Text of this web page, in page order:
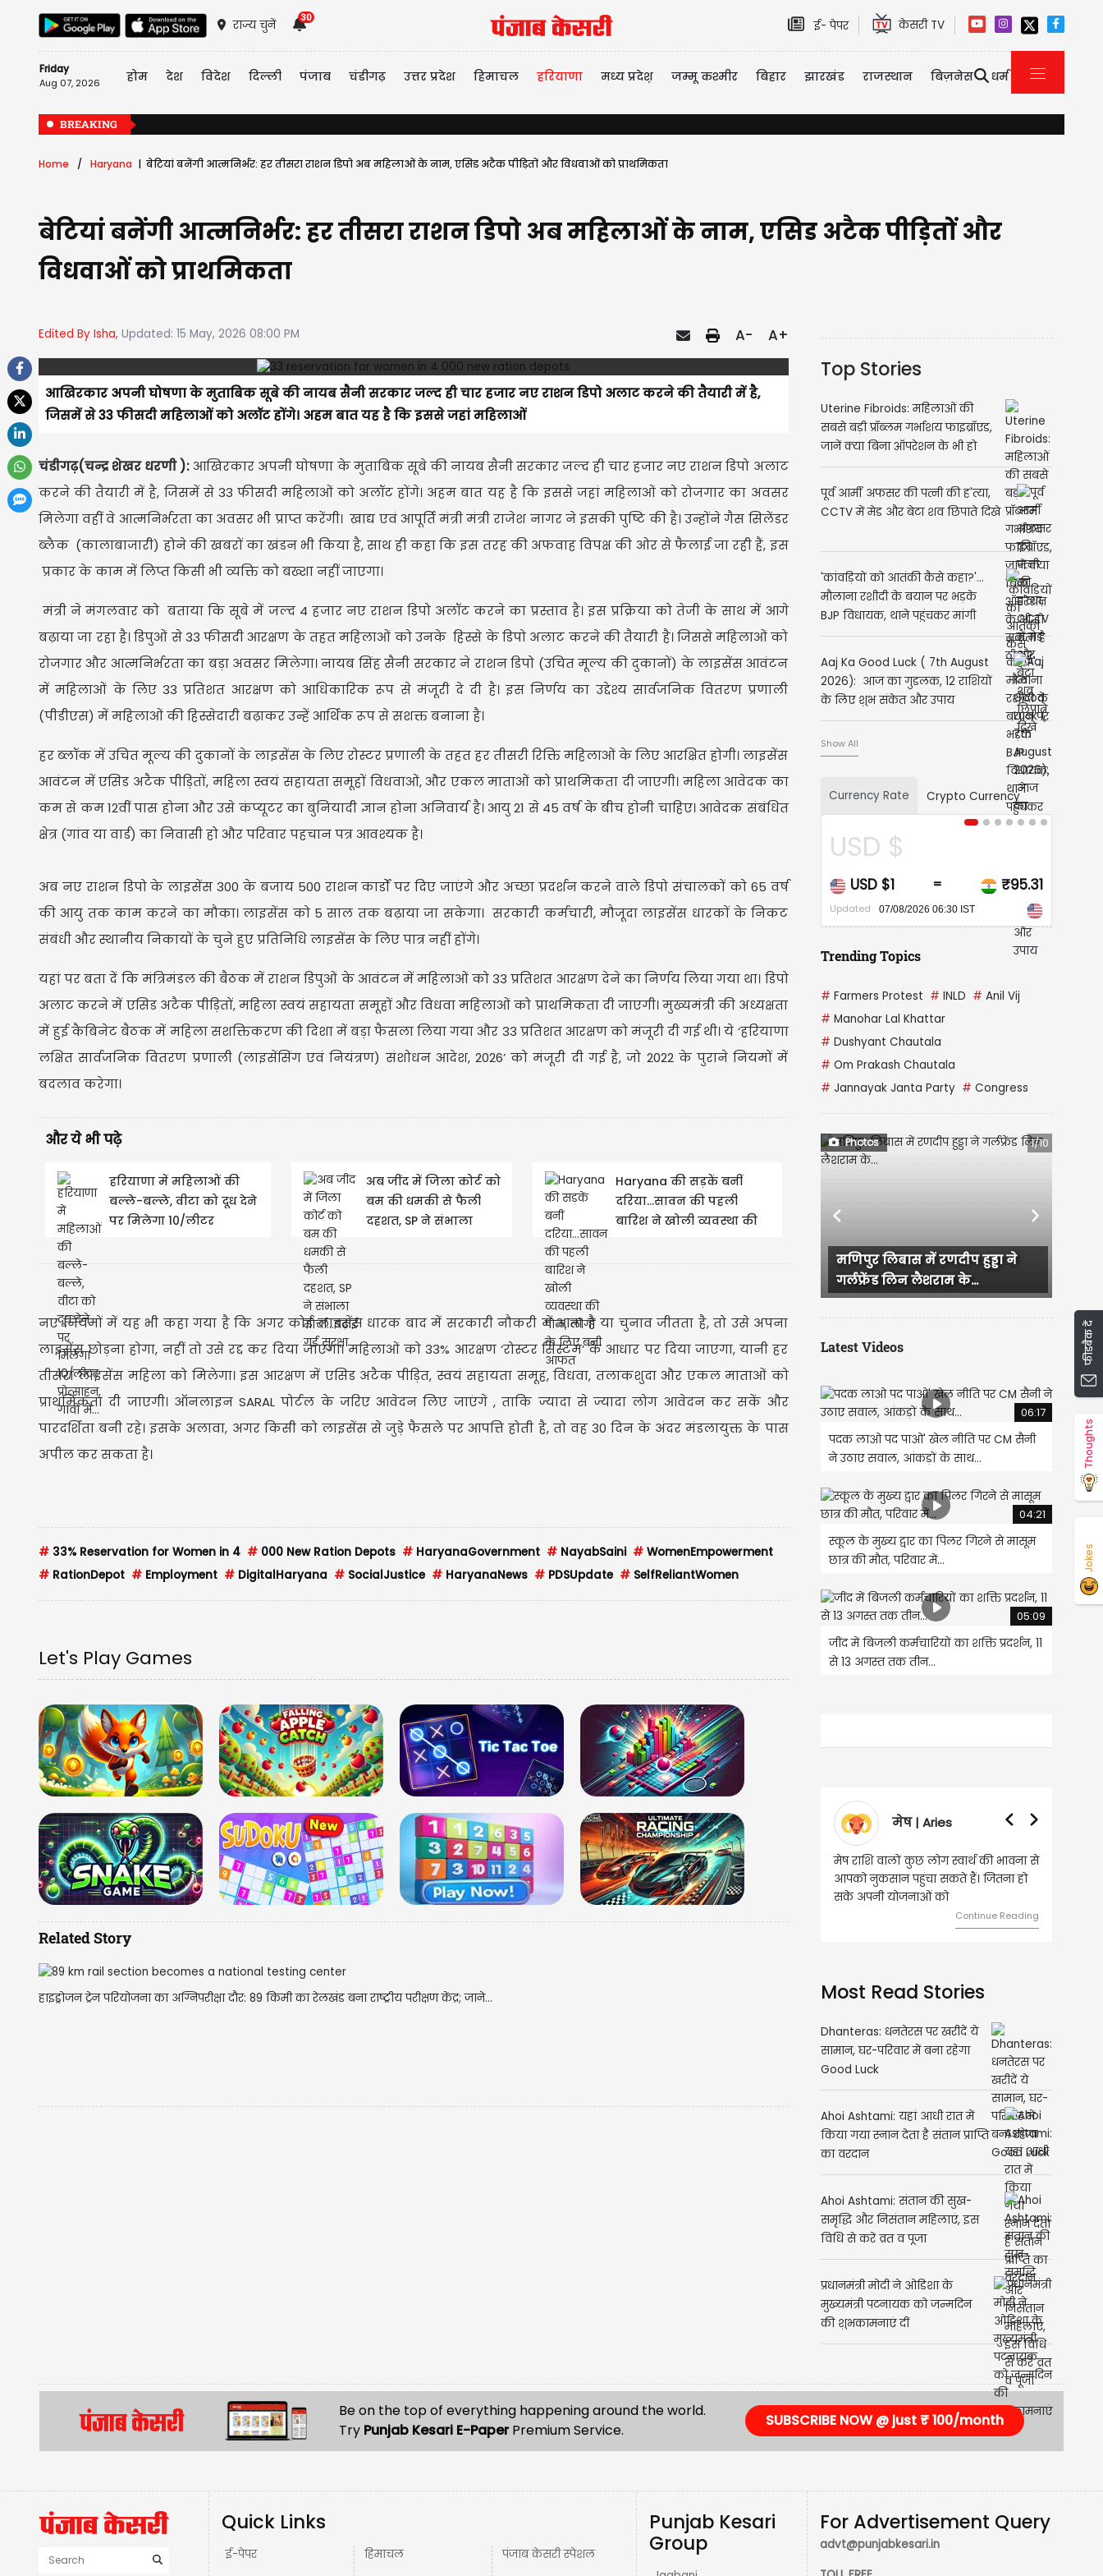
राज्य चुनें
30
ई- पेपर केसरी TV
Friday
Aug 07, 2026 होम देश विदेश दिल्ली पंजाब चंडीगढ़ उत्तर प्रदेश हिमाचल हरियाणा मध्य प्रदेश़ जम्मू कश्मीर बिहार झारखंड राजस्थान बिज़नेस धर्म
BREAKING
Home Haryana बेटियां बनेंगी आत्मनिर्भर: हर तीसरा राशन डिपो अब महिलाओं के नाम, एसिड अटैक पीड़ितों और विधवाओं को प्राथमिकता
बेटियां बनेंगी आत्मनिर्भर: हर तीसरा राशन डिपो अब महिलाओं के नाम, एसिड अटैक पीड़ितों और
विधवाओं को प्राथमिकता
Edited By Isha, Updated: 15 May, 2026 08:00 PM A- A+
आखिरकार अपनी घोषणा के मुताबिक सूबे की नायब सैनी सरकार जल्द ही चार हजार नए राशन डिपो अलाट करने की तैयारी में है,
जिसमें से 33 फीसदी महिलाओं को अलॉट होंगे। अहम बात यह है कि इससे जहां महिलाओं
चंडीगढ़(चन्द्र शेखर धरणी ):आखिरकार अपनी घोषणा के मुताबिक सूबे की नायब सैनी सरकार जल्द ही चार हजार नए राशन डिपो अलाट
करने की तैयारी में है, जिसमें से 33 फीसदी महिलाओं को अलॉट होंगे। अहम बात यह है कि इससे जहां महिलाओं को रोजगार का अवसर
मिलेगा वहीं वे आत्मनिर्भरता का अवसर भी प्राप्त करेंगी। खाद्य एवं आपूर्ति मंत्री मंत्री राजेश नागर ने इसकी पुष्टि की है। उन्होंने गैस सिलेंडर
ब्लैक (कालाबाजारी) होने की खबरों का खंडन भी किया है, साथ ही कहा कि इस तरह की अफवाह विपक्ष की ओर से फैलाई जा रही हैं, इस
प्रकार के काम में लिप्त किसी भी व्यक्ति को बख्शा नहीं जाएगा।
मंत्री ने मंगलवार को बताया कि सूबे में जल्द 4 हजार नए राशन डिपो अलॉट करने का प्रस्ताव है। इस प्रक्रिया को तेजी के साथ में आगे
बढ़ाया जा रहा है। डिपुओं से 33 फीसदी आरक्षण के तहत महिलाओं को उनके हिस्से के डिपो अलाट करने की तैयारी है। जिससे महिलाओं को
रोजगार और आत्मनिर्भरता का बड़ा अवसर मिलेगा। नायब सिंह सैनी सरकार ने राशन डिपो (उचित मूल्य की दुकानों) के लाइसेंस आवंटन
में महिलाओं के लिए 33 प्रतिशत आरक्षण को आधिकारिक रूप से मंजूरी दे दी है। इस निर्णय का उद्देश्य सार्वजनिक वितरण प्रणाली
(पीडीएस) में महिलाओं की हिस्सेदारी बढ़ाकर उन्हें आर्थिक रूप से सशक्त बनाना है।
हर ब्लॉक में उचित मूल्य की दुकानों के लाइसेंस के लिए रोस्टर प्रणाली के तहत हर तीसरी रिक्ति महिलाओं के लिए आरक्षित होगी। लाइसेंस
आवंटन में एसिड अटैक पीड़ितों, महिला स्वयं सहायता समूहों विधवाओं, और एकल माताओं को प्राथमिकता दी जाएगी। महिला आवेदक का
कम से कम 12वीं पास होना और उसे कंप्यूटर का बुनियादी ज्ञान होना अनिवार्य है। आयु 21 से 45 वर्ष के बीच होनी चाहिए। आवेदक संबंधित
क्षेत्र (गांव या वार्ड) का निवासी हो और परिवार पहचान पत्र आवश्यक है।
अब नए राशन डिपो के लाइसेंस 300 के बजाय 500 राशन कार्डों पर दिए जाएंगे और अच्छा प्रदर्शन करने वाले डिपो संचालकों को 65 वर्ष
की आयु तक काम करने का मौका। लाइसेंस को 5 साल तक बढ़ाया जा सकेगा। सरकारी कर्मचारी, मौजूदा लाइसेंस धारकों के निकट
संबंधी और स्थानीय निकायों के चुने हुए प्रतिनिधि लाइसेंस के लिए पात्र नहीं होंगे।
यहां पर बता दें कि मंत्रिमंडल की बैठक में राशन डिपुओं के आवंटन में महिलाओं को 33 प्रतिशत आरक्षण देने का निर्णय लिया गया था। डिपो
अलाट करने में एसिड अटैक पीड़ितों, महिला स्वयं सहायता समूहों और विधवा महिलाओं को प्राथमिकता दी जाएगी। मुख्यमंत्री की अध्यक्षता
में हुई कैबिनेट बैठक में महिला सशक्तिकरण की दिशा में बड़ा फैसला लिया गया और 33 प्रतिशत आरक्षण को मंजूरी दी गई थी। ये ‘हरियाणा
लक्षित सार्वजनिक वितरण प्रणाली (लाइसेंसिंग एवं नियंत्रण) संशोधन आदेश, 2026’ को मंजूरी दी गई है, जो 2022 के पुराने नियमों में
बदलाव करेगा।
और ये भी पढ़े
हरियाणा में महिलाओं की
बल्ले-बल्ले, वीटा को दूध देने
पर मिलेगा 10/लीटर
अब जींद में जिला कोर्ट को
बम की धमकी से फैली
दहशत, SP ने संभाला
Haryana की सड़कें बनीं
दरिया...सावन की पहली
बारिश ने खोली व्यवस्था की
नए नियमों में यह भी कहा गया है कि अगर कोई लाइसेंस धारक बाद में सरकारी नौकरी में आता है या चुनाव जीतता है, तो उसे अपना
लाइसेंस छोड़ना होगा, नहीं तो उसे रद्द कर दिया जाएगा। महिलाओं को 33% आरक्षण ‘रोस्टर सिस्टम’ के आधार पर दिया जाएगा, यानी हर
तीसरा लाइसेंस महिला को मिलेगा। इस आरक्षण में एसिड अटैक पीड़ित, स्वयं सहायता समूह, विधवा, तलाकशुदा और एकल माताओं को
प्राथमिकता दी जाएगी। ऑनलाइन SARAL पोर्टल के जरिए आवेदन लिए जाएंगे , ताकि ज्यादा से ज्यादा लोग आवेदन कर सकें और
पारदर्शिता बनी रहे। इसके अलावा, अगर किसी को लाइसेंस से जुड़े फैसले पर आपत्ति होती है, तो वह 30 दिन के अंदर मंडलायुक्त के पास
अपील कर सकता है।
# 33% Reservation for Women in 4 # 000 New Ration Depots # HaryanaGovernment # NayabSaini # WomenEmpowerment
# RationDepot # Employment # DigitalHaryana # SocialJustice # HaryanaNews # PDSUpdate # SelfReliantWomen
Let's Play Games
Related Story
हाइड्रोजन ट्रेन परियोजना का अग्निपरीक्षा दौर: 89 किमी का रेलखंड बना राष्ट्रीय परीक्षण केंद्र; जाने...
Top Stories
Uterine Fibroids: महिलाओं की
सबसे बड़ी प्रॉब्लम गर्भाशय फाइब्रॉएड,
जानें क्या बिना ऑपरेशन के भी हो
सकता है ठीक?
पूर्व आर्मी अफसर की पत्नी की ह'त्या,
CCTV में मेड और बेटा शव छिपाते दिखे
'कांवड़ियों को आतंकी कैसे कहा?'...
मौलाना रशीदी के बयान पर भड़के
BJP विधायक, थाने पहुंचकर मांगी
NSA की कार्रवाई
Aaj Ka Good Luck ( 7th August
2026): आज का गुडलक, 12 राशियों
के लिए शुभ संकेत और उपाय
Show All
Currency Rate Crypto Currency
USD $1 = ₹95.31
Updated 07/08/2026 06:30 IST
CAD $1 =
Updated 07/08/2026 06:30 IST
Trending Topics
# Farmers Protest # INLD # Anil Vij
# Manohar Lal Khattar
# Dushyant Chautala
# Om Prakash Chautala
# Jannayak Janta Party # Congress
Photos 1/10
मणिपुर लिबास में रणदीप हुड्डा ने
राजस्थान में हुई भव्य बिश्नोई और
IAS परी की सगाई, दादी और...
Previous Next
Latest Videos
06:17
पदक लाओ पद पाओ' खेल नीति पर CM सैनी
ने उठाए सवाल, आंकड़ों के साथ...
04:21
स्कूल के मुख्य द्वार का पिलर गिरने से मासूम
छात्र की मौत, परिवार में...
05:09
जींद में बिजली कर्मचारियों का शक्ति प्रदर्शन, 11
से 13 अगस्त तक तीन...
मेष राशि वालों कुछ लोग स्वार्थ की भावना से
आपको नुकसान पहुंचा सकते हैं। जितना हो
सके अपनी योजनाओं को
वृषभ | Taurus
वृष राशि वालों आय के स्त्रोत बढ़ने से रुके
हुए कार्यों में गति आएगी। युवा वर्ग भविष्य
को लेकर ज्यादा फोकस रहेंगे।
Continue Reading
Most Read Stories
Dhanteras: धनतेरस पर खरीदें ये
सामान, घर-परिवार में बना रहेगा
Good Luck
Ahoi Ashtami: यहां आधी रात में
किया गया स्नान देता है संतान प्राप्ति
का वरदान
Ahoi Ashtami: संतान की सुख-
समृद्धि और निसंतान महिलाएं, इस
विधि से करें व्रत व पूजा
प्रधानमंत्री मोदी ने ओडिशा के
मुख्यमंत्री पटनायक को जन्मदिन
की शुभकामनाएं दीं
Be on the top of everything happening around the world.
Try Punjab Kesari E-PaperPremium Service.
SUBSCRIBE NOW @ just ₹ 100/month
Quick Links
ई-पेपर हिमाचल पंजाब केसरी स्पेशल
Punjab Kesari
Group
For Advertisement Query
advt@punjabkesari.in
फीडबैक दें
Thoughts
Jokes